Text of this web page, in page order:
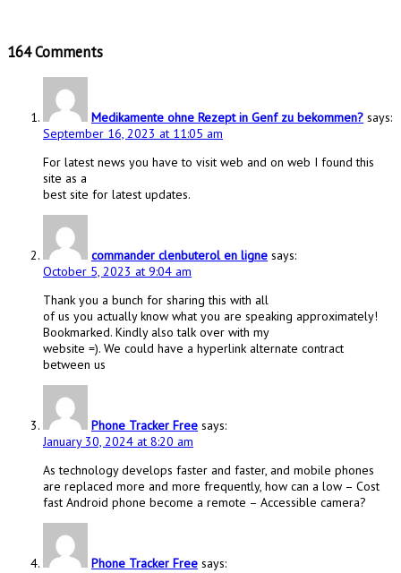
164 Comments
Medikamente ohne Rezept in Genf zu bekommen? says:
September 16, 2023 at 11:05 am
For latest news you have to visit web and on web I found this
site as a
best site for latest updates.
commander clenbuterol en ligne says:
October 5, 2023 at 9:04 am
Thank you a bunch for sharing this with all
of us you actually know what you are speaking approximately!
Bookmarked. Kindly also talk over with my
website =). We could have a hyperlink alternate contract
between us
Phone Tracker Free says:
January 30, 2024 at 8:20 am
As technology develops faster and faster, and mobile phones
are replaced more and more frequently, how can a low – Cost
fast Android phone become a remote – Accessible camera?
Phone Tracker Free says: